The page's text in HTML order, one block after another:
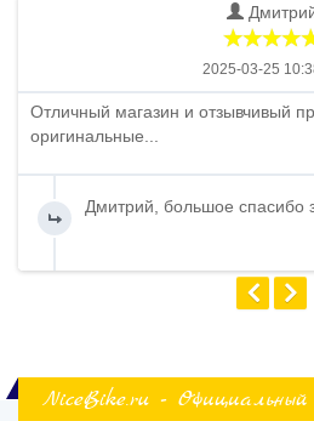
2025-03-25
Отличный магазин и отзывчивый
оригинальные...
Дмитрий, большое спасибо
NiceBike.ru -